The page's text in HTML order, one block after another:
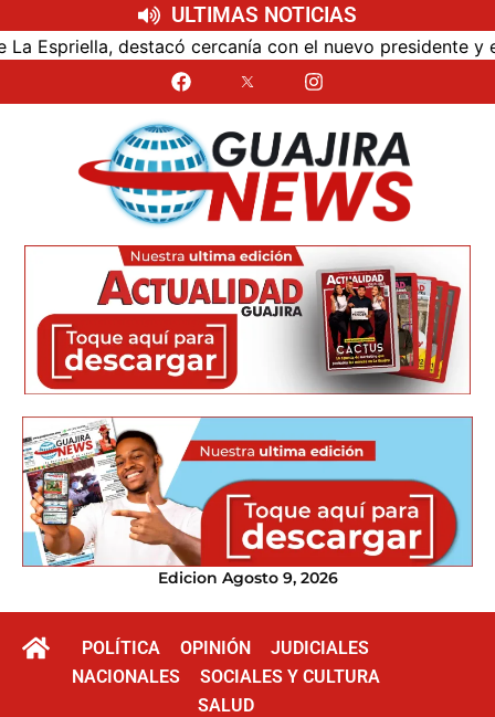
ULTIMAS NOTICIAS
con el nuevo presidente y espera resultados
Edicion Agosto 9, 2026
POLÍTICA OPINIÓN
JUDICIALES
NACIONALES
SOCIALES Y CULTURA
SALUD